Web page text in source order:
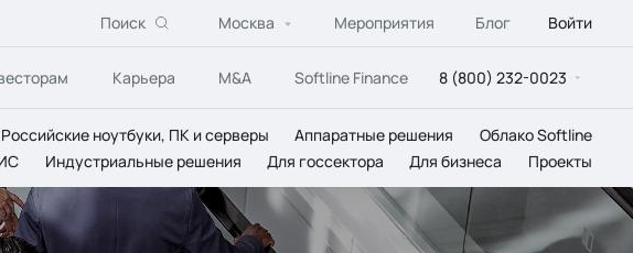
Поиск Москва Мероприятия Блог Войти
Карьера M&A Softline Finance 8 (800) 232-0023
Российские ноутбуки, ПК и серверы Аппаратные решения
Облако Softline
Индустриальные решения Для госсектора Для бизнеса Проекты